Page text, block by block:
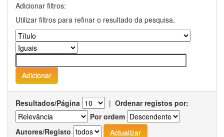
Adicionar filtros:
Utilizar filtros para refinar o resultado da pesquisa.
Resultados/Página | Ordenar registos por:
Por ordem
Autores/Registo